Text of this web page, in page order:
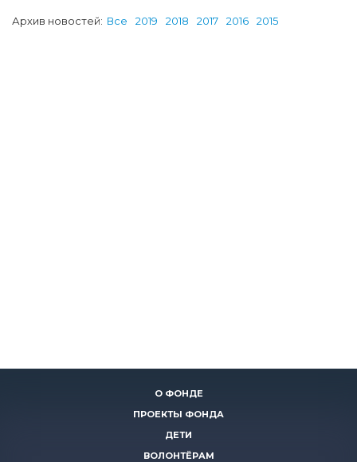
Архив новостей: Все 2019 2018 2017 2016 2015
О ФОНДЕ
ПРОЕКТЫ ФОНДА
ДЕТИ
ВОЛОНТЁРАМ